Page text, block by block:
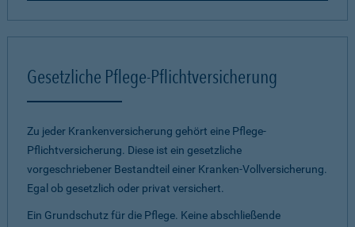
Gesetzliche Pflege-Pflichtversicherung
Zu jeder Krankenversicherung gehört eine Pflege-
Pflichtversicherung. Diese ist ein gesetzliche
vorgeschriebener Bestandteil einer Kranken-Vollversicherung.
Egal ob gesetzlich oder privat versichert.
Ein Grundschutz für die Pflege. Keine abschließende